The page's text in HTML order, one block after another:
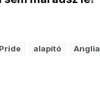
Pride alapító Anglia